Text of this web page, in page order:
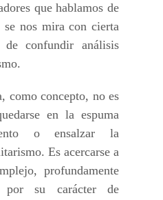
que hablamos de
se nos mira con cierta
de confundir análisis
como concepto, no es
en la espuma
o ensalzar la
Es acercarse a
profundamente
por su carácter de